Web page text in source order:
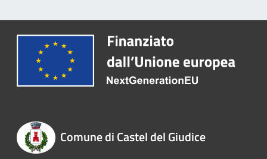
Comune di Castel del Giudice